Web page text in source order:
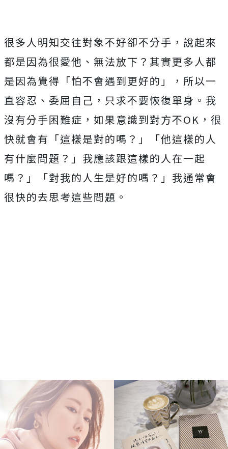
很多人明知交往對象不好卻不分手，說起來
都是因為很愛他、無法放下？其實更多人都
是因為覺得「怕不會遇到更好的」，所以一
直容忍、委屈自己，只求不要恢復單身。我
沒有分手困難症，如果意識到對方不OK ，很
快就會有「這樣是對的嗎？」「他這樣的人
有什麼問題？」我應該跟這樣的人在一起
嗎？」「對我的人生是好的嗎？」我通常會
很快的去思考這些問題。